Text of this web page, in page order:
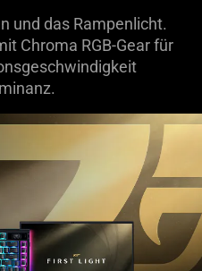
und das Rampenlicht.
Chroma RGB-Gear für